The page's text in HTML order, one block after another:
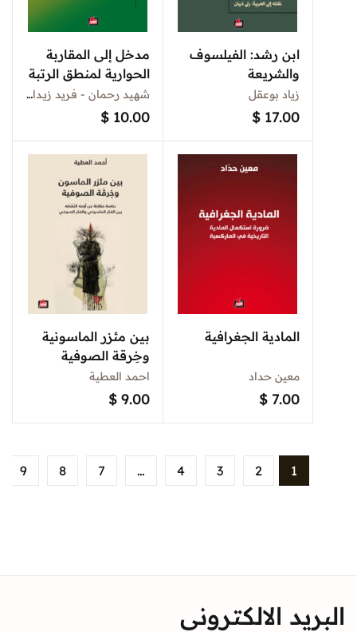
ابن رشد: الفيلسوف
والشريعة
زياد بوعقل
$ 17.00
مدخل إلى المقاربة
الحوارية لمنطق الرتبة
الأولى الكلاسيكي
والحدساني والمنطق
عرض موجز للنظرية
البنائية للأنماط
شهيد رحمان - فـريد زيـداني - خوان ريدموند - يسمينة قادوم
$10.00
المادية الجغرافية
معين حداد
$ 7.00
بين مئزر الماسونية
وخِرقة الصوفية
احمد العطية
$9.00
1
2
3
4
…
7
8
9
البريد الالكتروني